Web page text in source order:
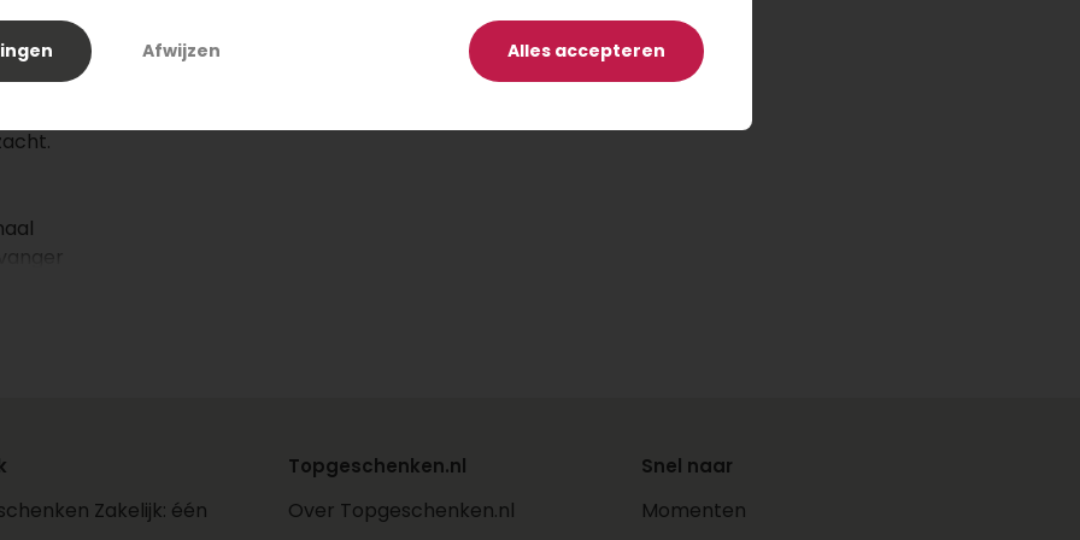
rijke
die
Zakelijk: één
Topgeschenken.nl
Over Topgeschenken.nl
Snel naar
Momenten
Alles accepteren
Afwijzen